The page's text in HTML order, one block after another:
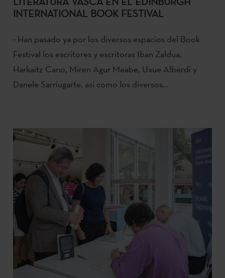
INTERNATIONAL BOOK FESTIVAL
- Han pasado ya por los diversos espacios del Book
Festival los escritores y escritoras Iban Zaldua,
Harkaitz Cano, Miren Agur Meabe, Uxue Alberdi y
Danele Sarriugarte, así como los diversos...